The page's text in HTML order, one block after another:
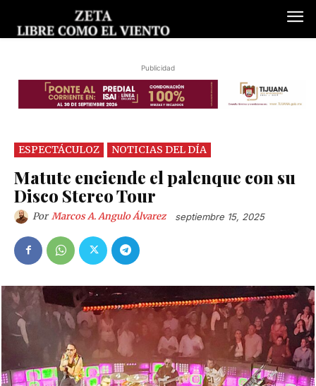
Publicidad
ESPECTÁCULOZ NOTICIAS DEL DÍA
Matute enciende el palenque con su
Disco Stereo Tour
Por Marcos A. Angulo Álvarez septiembre 15, 2025